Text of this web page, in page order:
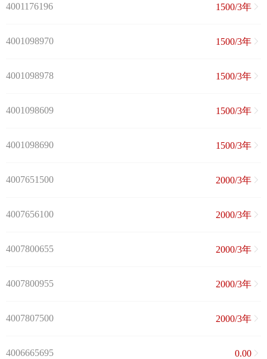
4001176196 1500/3年
4001098970 1500/3年
4001098978 1500/3年
4001098609 1500/3年
4001098690 1500/3年
4007651500 2000/3年
4007656100 2000/3年
4007800655 2000/3年
4007800955 2000/3年
4007807500 2000/3年
4006665695 0.00